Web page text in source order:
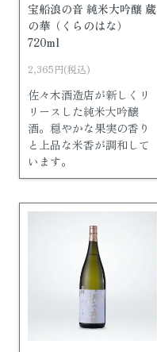
宝船浪の音 純米大吟醸 蔵
の華（くらのはな）
720ml
2,365円(税込)
佐々木酒造店が新しくリ
リースした純米大吟醸
酒。穏やかな果実の香り
と上品な米香が調和して
います。